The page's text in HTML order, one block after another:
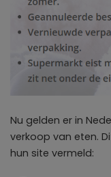
Nu gelden er in
verkoop van eten.
hun site vermeld: